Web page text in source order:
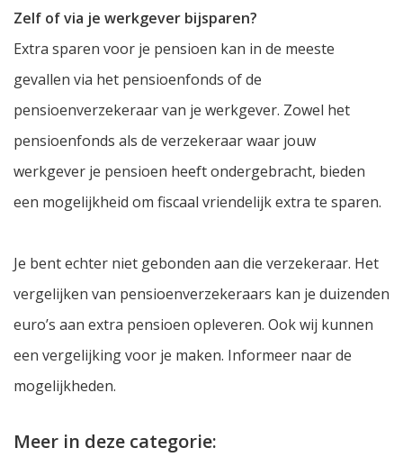
Zelf of via je werkgever bijsparen?
Extra sparen voor je pensioen kan in de meeste
gevallen via het pensioenfonds of de
pensioenverzekeraar van je werkgever. Zowel het
pensioenfonds als de verzekeraar waar jouw
werkgever je pensioen heeft ondergebracht, bieden
een mogelijkheid om fiscaal vriendelijk extra te sparen.
Je bent echter niet gebonden aan die verzekeraar. Het
vergelijken van pensioenverzekeraars kan je duizenden
euro’s aan extra pensioen opleveren. Ook wij kunnen
een vergelijking voor je maken. Informeer naar de
mogelijkheden.
Meer in deze categorie: